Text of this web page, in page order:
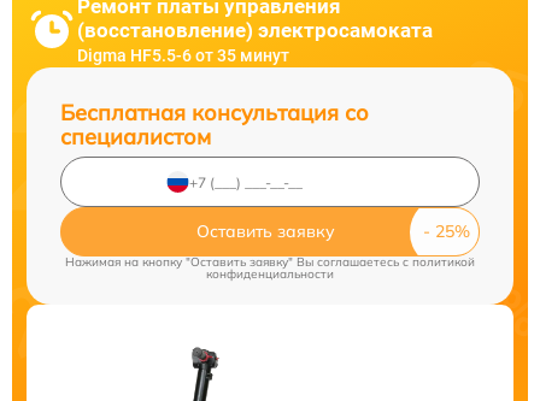
Ремонт платы управления
(восстановление) электросамоката
Digma HF5.5-6 от 35 минут
Бесплатная консультация со
специалистом
Оставить заявку
Нажимая на кнопку "Оставить заявку" Вы соглашаетесь c политикой
конфиденциальности